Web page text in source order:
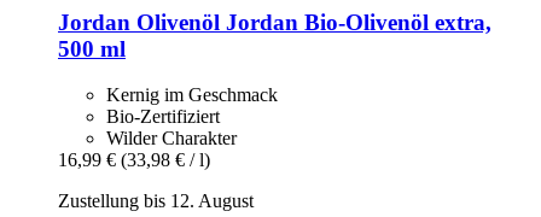
Jordan Olivenöl Jordan Bio-​Olivenöl extra,
500 ml
Kernig im Geschmack
Bio-Zertifiziert
Wilder Charakter
16,99 € (33,98 € / l)
Zustellung bis 12. August